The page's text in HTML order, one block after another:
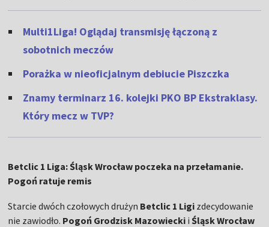
Multi1Liga! Oglądaj transmisję łączoną z
sobotnich meczów
Porażka w nieoficjalnym debiucie Piszczka
Znamy terminarz 16. kolejki PKO BP Ekstraklasy.
Który mecz w TVP?
Betclic 1 Liga: Śląsk Wrocław poczeka na przełamanie.
Pogoń ratuje remis
Starcie dwóch czołowych drużyn Betclic 1 Ligi zdecydowanie
nie zawiodło. Pogoń Grodzisk Mazowiecki iŚląsk Wrocław